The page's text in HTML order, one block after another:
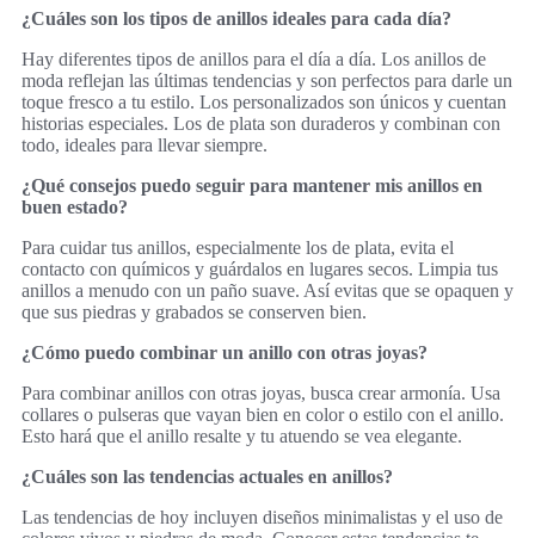
¿Cuáles son los tipos de anillos ideales para cada día?
Hay diferentes tipos de anillos para el día a día. Los anillos de
moda reflejan las últimas tendencias y son perfectos para darle un
toque fresco a tu estilo. Los personalizados son únicos y cuentan
historias especiales. Los de plata son duraderos y combinan con
todo, ideales para llevar siempre.
¿Qué consejos puedo seguir para mantener mis anillos en
buen estado?
Para cuidar tus anillos, especialmente los de plata, evita el
contacto con químicos y guárdalos en lugares secos. Limpia tus
anillos a menudo con un paño suave. Así evitas que se opaquen y
que sus piedras y grabados se conserven bien.
¿Cómo puedo combinar un anillo con otras joyas?
Para combinar anillos con otras joyas, busca crear armonía. Usa
collares o pulseras que vayan bien en color o estilo con el anillo.
Esto hará que el anillo resalte y tu atuendo se vea elegante.
¿Cuáles son las tendencias actuales en anillos?
Las tendencias de hoy incluyen diseños minimalistas y el uso de